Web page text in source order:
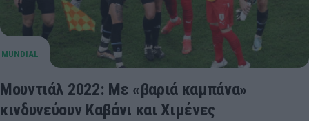
Μουντιάλ 2022: Με «βαριά καμπάνα»
κινδυνεύουν Καβάνι και Χιμένες